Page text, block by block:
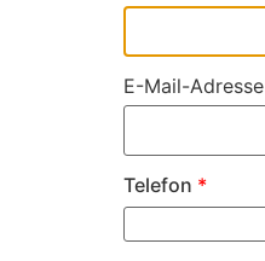
E-Mail-Adresse
Telefon *